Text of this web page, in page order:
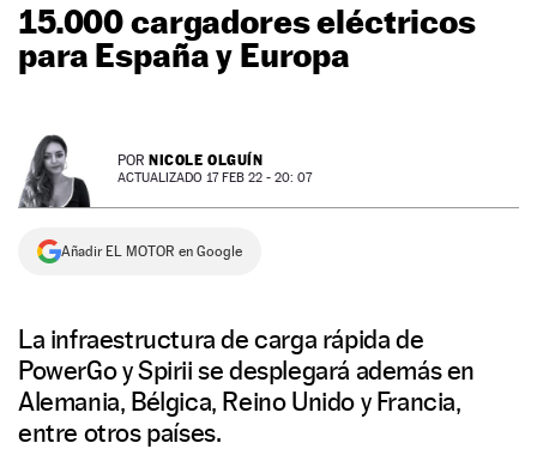
MOTOS
TECNOLOGÍA
SUPERCOCHES
PREMIOS
SERVICIOS
15.000 cargadores eléctricos
para España y Europa
POR NICOLE OLGUÍN
ACTUALIZADO 17 FEB 22 - 20: 07
Añadir EL MOTOR en Google
La infraestructura de carga rápida de
PowerGo y Spirii se desplegará además en
Alemania, Bélgica, Reino Unido y Francia,
entre otros países.